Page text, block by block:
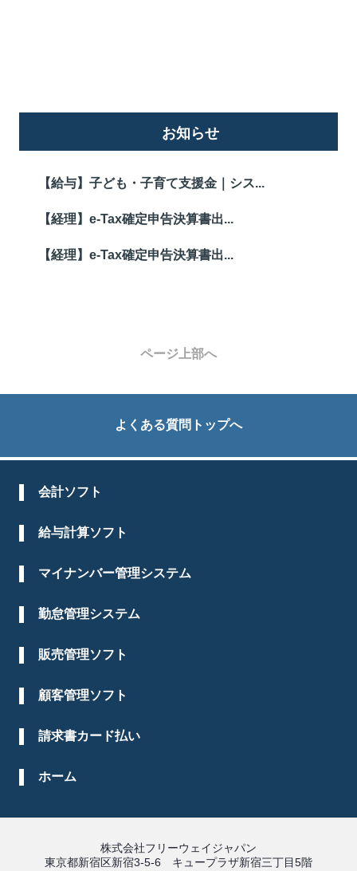
お知らせ
【給与】子ども・子育て支援金｜シス...
【経理】e-Tax確定申告決算書出...
【経理】e-Tax確定申告決算書出...
ページ上部へ
よくある質問トップへ
会計ソフト
給与計算ソフト
マイナンバー管理システム
勤怠管理システム
販売管理ソフト
顧客管理ソフト
請求書カード払い
ホーム
株式会社フリーウェイジャパン
東京都新宿区新宿3-5-6 キュープラザ新宿三丁目5階